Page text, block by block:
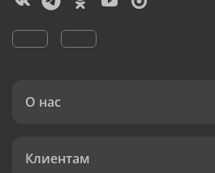
О нас
Клиентам